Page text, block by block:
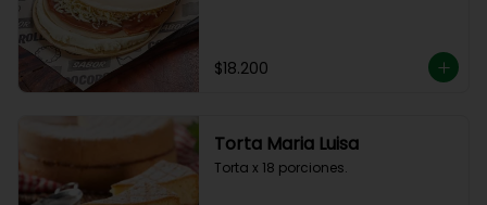
$18.200
Torta Maria Luisa
Torta x 18 porciones.